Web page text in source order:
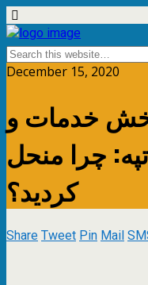
December 15, 2020
خدمات و
چرا منحل
کردید؟
ShareTweetPinMail